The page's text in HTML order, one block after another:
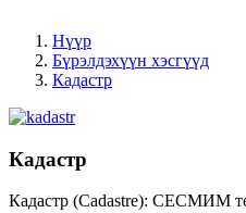
Нүүр
Бүрэлдэхүүн хэсгүүд
Кадастр
Кадастр
Кадастр (Cadastre): СЕСМИМ